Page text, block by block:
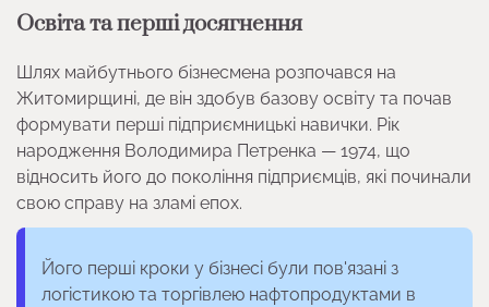
Освіта та перші досягнення
Шлях майбутнього бізнесмена розпочався на
Житомирщині, де він здобув базову освіту та почав
формувати перші підприємницькі навички. Рік
народження Володимира Петренка — 1974, що
відносить його до покоління підприємців, які починали
свою справу на зламі епох.
Його перші кроки у бізнесі були пов'язані з
логістикою та торгівлею нафтопродуктами в